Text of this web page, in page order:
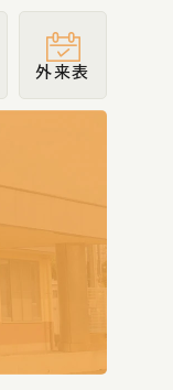
ついて
外来表